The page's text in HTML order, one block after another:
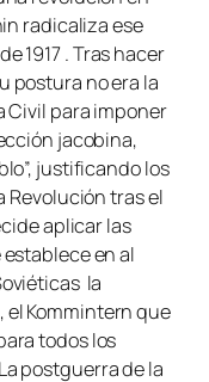
radicaliza ese
1917 . Tras hacer
postura no era la
Civil para imponer
jacobina,
justificando los
tras el
aplicar las
en al
la
Kommintern que
todos los
postguerra de la